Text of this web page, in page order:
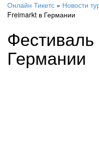
Онлайн Тикетс » Новости
Freimarkt в Германии
Германии